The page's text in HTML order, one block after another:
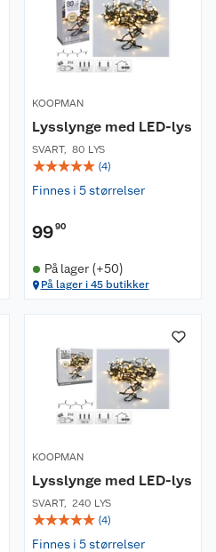
KOOPMAN
Lysslynge med LED-lys
SVART, 80 LYS
☆☆☆☆☆ (4)
Finnes i 5 størrelser
9990
På lager (+50)
På lager i 45 butikker
KOOPMAN
Lysslynge med LED-lys
SVART, 240 LYS
☆☆☆☆☆ (4)
Finnes i 5 størrelser